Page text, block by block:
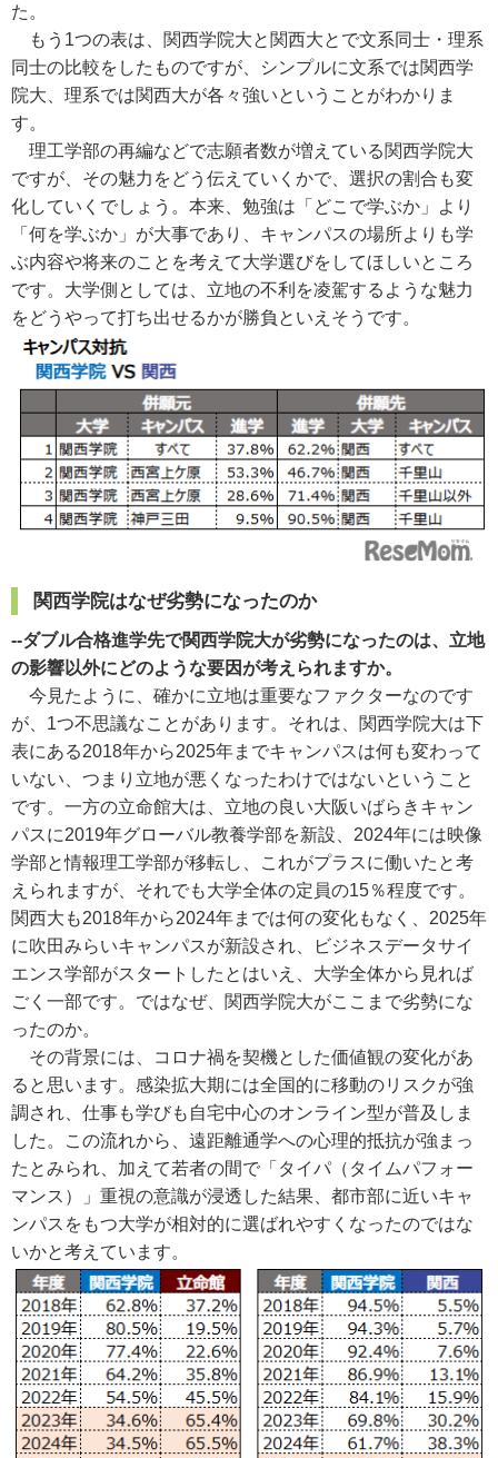
た。
もう1つの表は、関西学院大と関西大とで文系同士・理系
同士の比較をしたものですが、シンプルに文系では関西学
院大、理系では関西大が各々強いということがわかりま
す。
理工学部の再編などで志願者数が増えている関西学院大
ですが、その魅力をどう伝えていくかで、選択の割合も変
化していくでしょう。本来、勉強は「どこで学ぶか」より
「何を学ぶか」が大事であり、キャンパスの場所よりも学
ぶ内容や将来のことを考えて大学選びをしてほしいところ
です。大学側としては、立地の不利を凌駕するような魅力
をどうやって打ち出せるかが勝負といえそうです。
関西学院はなぜ劣勢になったのか
--ダブル合格進学先で関西学院大が劣勢になったのは、立地
の影響以外にどのような要因が考えられますか。
今見たように、確かに立地は重要なファクターなのです
が、1つ不思議なことがあります。それは、関西学院大は下
表にある2018年から2025年までキャンパスは何も変わって
いない、つまり立地が悪くなったわけではないということ
です。一方の立命館大は、立地の良い大阪いばらきキャン
パスに2019年グローバル教養学部を新設、2024年には映像
学部と情報理工学部が移転し、これがプラスに働いたと考
えられますが、それでも大学全体の定員の15％程度です。
関西大も2018年から2024年までは何の変化もなく、2025年
に吹田みらいキャンパスが新設され、ビジネスデータサイ
エンス学部がスタートしたとはいえ、大学全体から見れば
ごく一部です。ではなぜ、関西学院大がここまで劣勢にな
ったのか。
その背景には、コロナ禍を契機とした価値観の変化があ
ると思います。感染拡大期には全国的に移動のリスクが強
調され、仕事も学びも自宅中心のオンライン型が普及しま
した。この流れから、遠距離通学への心理的抵抗が強まっ
たとみられ、加えて若者の間で「タイパ（タイムパフォー
マンス）」重視の意識が浸透した結果、都市部に近いキャ
ンパスをもつ大学が相対的に選ばれやすくなったのではな
いかと考えています。